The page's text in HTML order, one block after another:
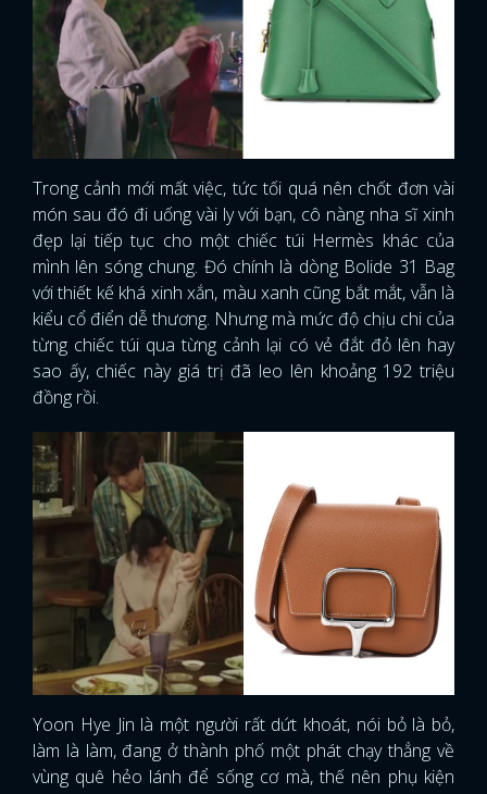
Trong cảnh mới mất việc, tức tối quá nên chốt đơn vài
món sau đó đi uống vài ly với bạn, cô nàng nha sĩ xinh
đẹp lại tiếp tục cho một chiếc túi Hermès khác của
mình lên sóng chung. Đó chính là dòng Bolide 31 Bag
với thiết kế khá xinh xắn, màu xanh cũng bắt mắt, vẫn là
kiểu cổ điển dễ thương. Nhưng mà mức độ chịu chi của
từng chiếc túi qua từng cảnh lại có vẻ đắt đỏ lên hay
sao ấy, chiếc này giá trị đã leo lên khoảng 192 triệu
đồng rồi.
Yoon Hye Jin là một người rất dứt khoát, nói bỏ là bỏ,
làm là làm, đang ở thành phố một phát chạy thẳng về
vùng quê hẻo lánh để sống cơ mà, thế nên phụ kiện